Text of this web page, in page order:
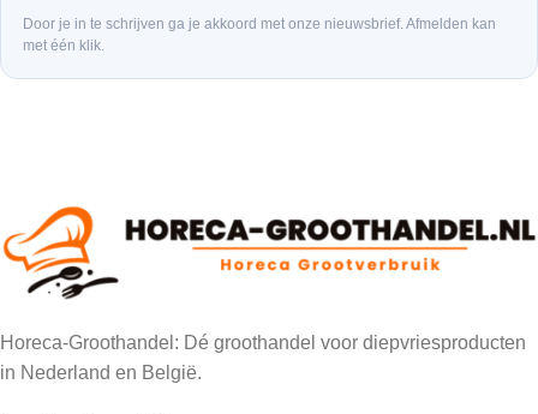
Door je in te schrijven ga je akkoord met onze nieuwsbrief. Afmelden kan
met één klik.
Horeca-Groothandel: Dé groothandel voor diepvriesproducten
in Nederland en België.